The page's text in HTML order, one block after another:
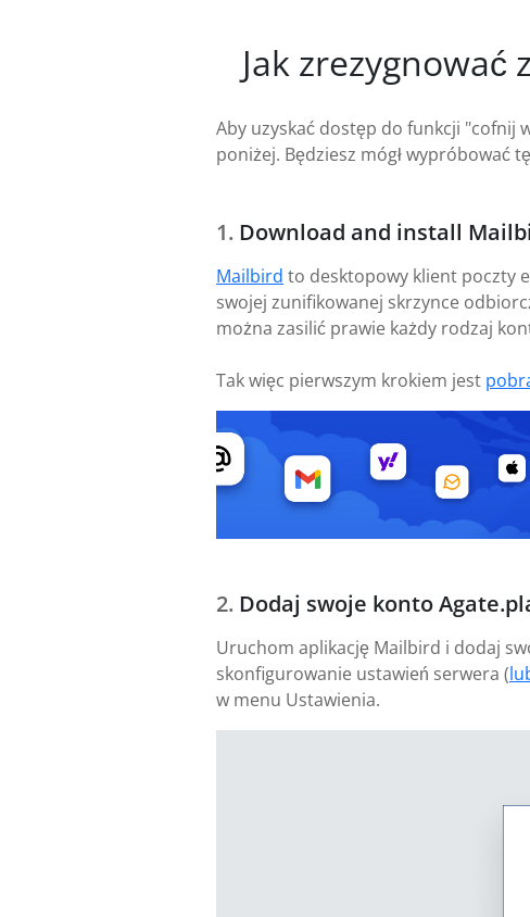
Jak zrezygnować
Aby uzyskać dostęp do funkcji "cofnij
poniżej. Będziesz mógł wypróbować
Download and install
Mailbird to desktopowy klient poczty
swojej zunifikowanej skrzynce
można zasilić prawie każdy rodzaj
Tak więc pierwszym krokiem jest
Dodaj swoje konto
Uruchom aplikację Mailbird i dodaj
skonfigurowanie ustawień serwera (
w menu Ustawienia.